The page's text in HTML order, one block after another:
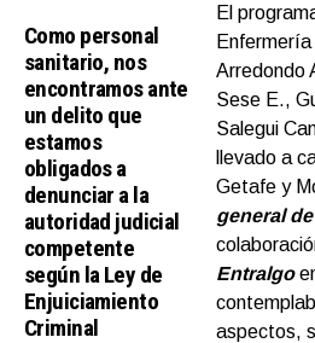
Como personal
sanitario, nos
encontramos ante
un delito que
estamos
obligados a
denunciar a la
autoridad judicial
competente
según la Ley de
Enjuiciamiento
Criminal
El
Arredondo
Sese E.,
Salegui
llevado a
Getafe y
general
Entralgo
aspectos,